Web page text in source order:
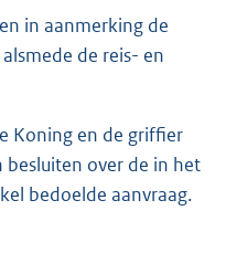
in aanmerking de
de reis- en
Koning en de griffier
besluiten over de in het
bedoelde aanvraag.